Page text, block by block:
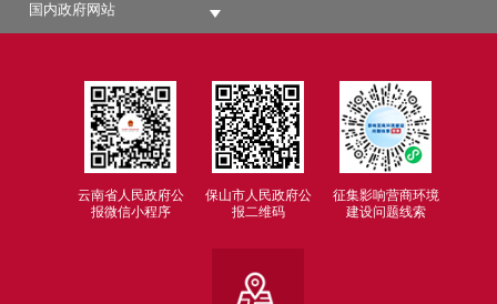
国内政府网站
云南省人民政府公
报微信小程序
保山市人民政府公
报二维码
征集影响营商环境
建设问题线索